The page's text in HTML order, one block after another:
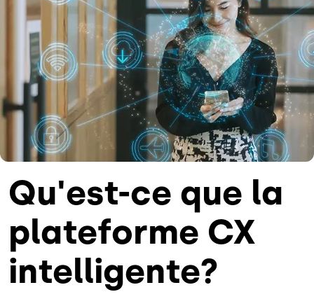
Qu'est-ce que la
plateforme CX
intelligente?